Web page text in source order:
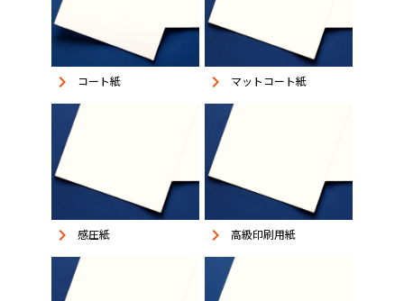
keyboard_arrow_right コート紙 keyboard_arrow_right マットコート紙
keyboard_arrow_right 感圧紙 keyboard_arrow_right 高級印刷用紙